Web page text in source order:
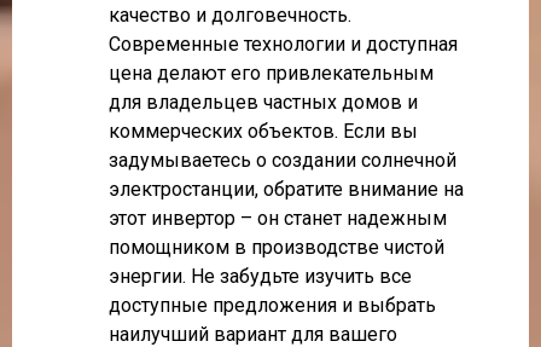
качество и долговечность.
Современные технологии и доступная
цена делают его привлекательным
для владельцев частных домов и
коммерческих объектов. Если вы
задумываетесь о создании солнечной
электростанции, обратите внимание на
этот инвертор – он станет надежным
помощником в производстве чистой
энергии. Не забудьте изучить все
доступные предложения и выбрать
наилучший вариант для вашего